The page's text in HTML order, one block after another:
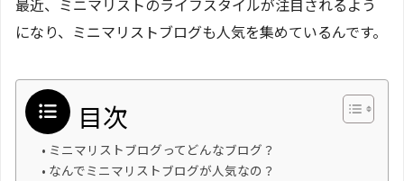
になり、ミニマリストブログも人気を集めているんです。
目次
ミニマリストブログってどんなブログ？
なんでミニマリストブログが人気なの？